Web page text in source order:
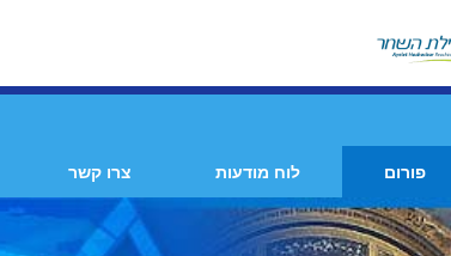
פורום לוח מודעות צרו קשר